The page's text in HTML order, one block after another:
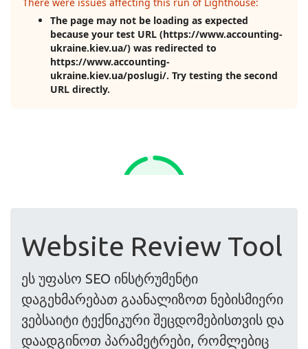
Website Review Tool
ეს უფასო SEO ინსტრუმენტი
დაგეხმარებათ გაანალიზოთ ნებისმიერი
ვებსაიტი ტექნიკური შეცდომებისთვის და
დაადგინოთ პარამეტრები, რომლებიც